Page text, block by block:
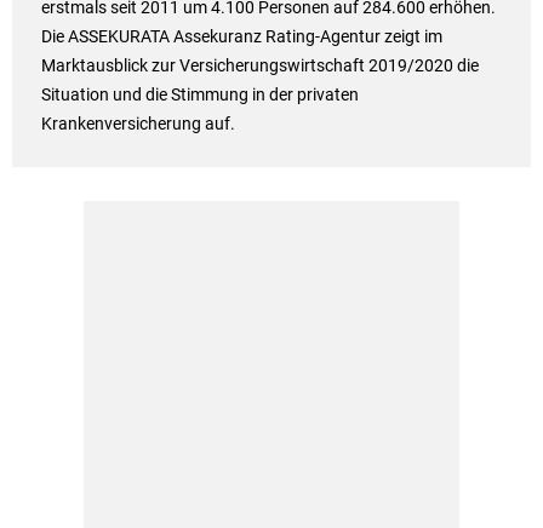
erstmals seit 2011 um 4.100 Personen auf 284.600 erhöhen.
Die ASSEKURATA Assekuranz Rating-Agentur zeigt im
Marktausblick zur Versicherungswirtschaft 2019/2020 die
Situation und die Stimmung in der privaten
Krankenversicherung auf.